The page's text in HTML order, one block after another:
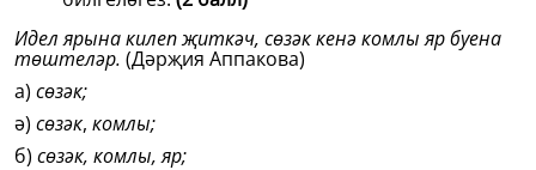
Идел ярына килеп җиткәч, сөзәк кенә комлы яр буена
төштеләр. (Дәрҗия Аппакова)
а) сөзәк;
ә) сөзәк, комлы;
б) сөзәк, комлы, яр;